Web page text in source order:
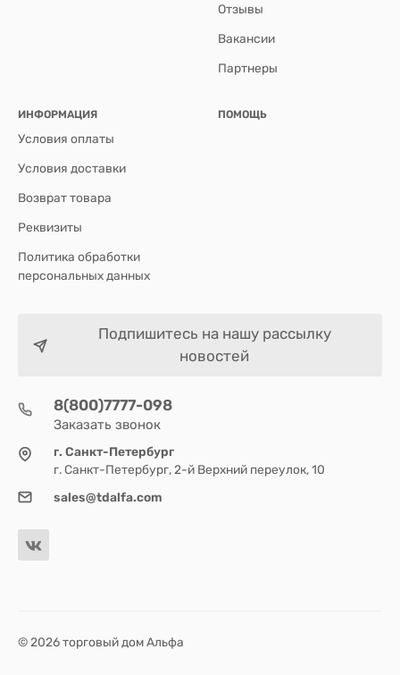
Отзывы
Вакансии
Партнеры
ИНФОРМАЦИЯ
Условия оплаты
Условия доставки
Возврат товара
Реквизиты
Политика обработки
персональных данных
ПОМОЩЬ
Подпишитесь на нашу рассылку
новостей
8(800)7777-098
Заказать звонок
г. Санкт-Петербург
г. Санкт-Петербург, 2-й Верхний переулок, 10
sales@tdalfa.com
© 2026 торговый дом Альфа